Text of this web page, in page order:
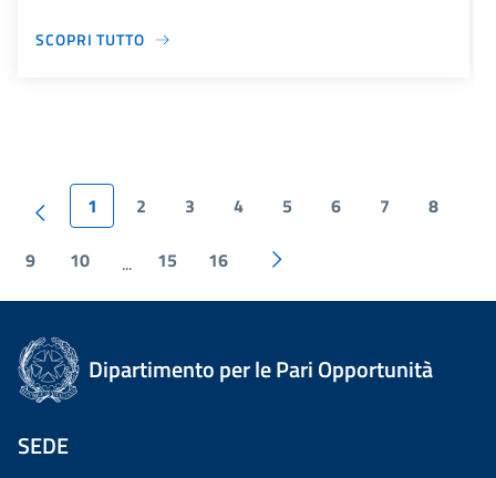
SCOPRI TUTTO
1 2 3 4 5 6 7 8
9 10 ... 15 16
Dipartimento per le Pari Opportunità
SEDE